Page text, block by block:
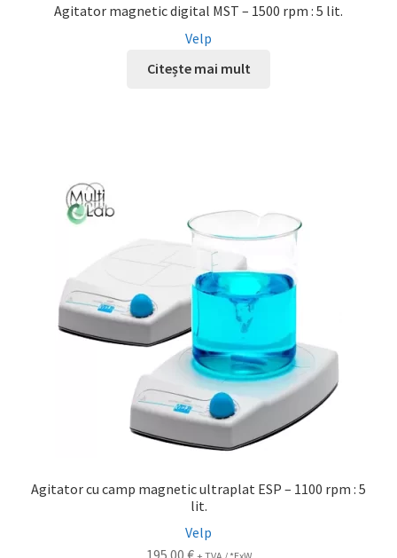
Agitator magnetic digital MST – 1500 rpm : 5 lit.
Velp
Citește mai mult
Agitator cu camp magnetic ultraplat ESP – 1100 rpm : 5
lit.
Velp